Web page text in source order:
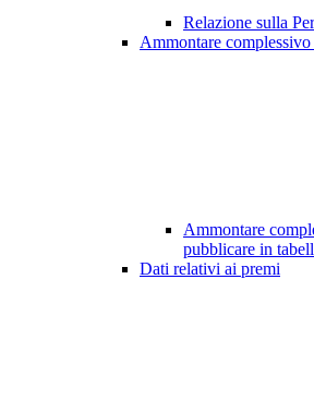
Relazione sulla
Ammontare
Ammontare
pubblicare in
Dati relativi ai premi